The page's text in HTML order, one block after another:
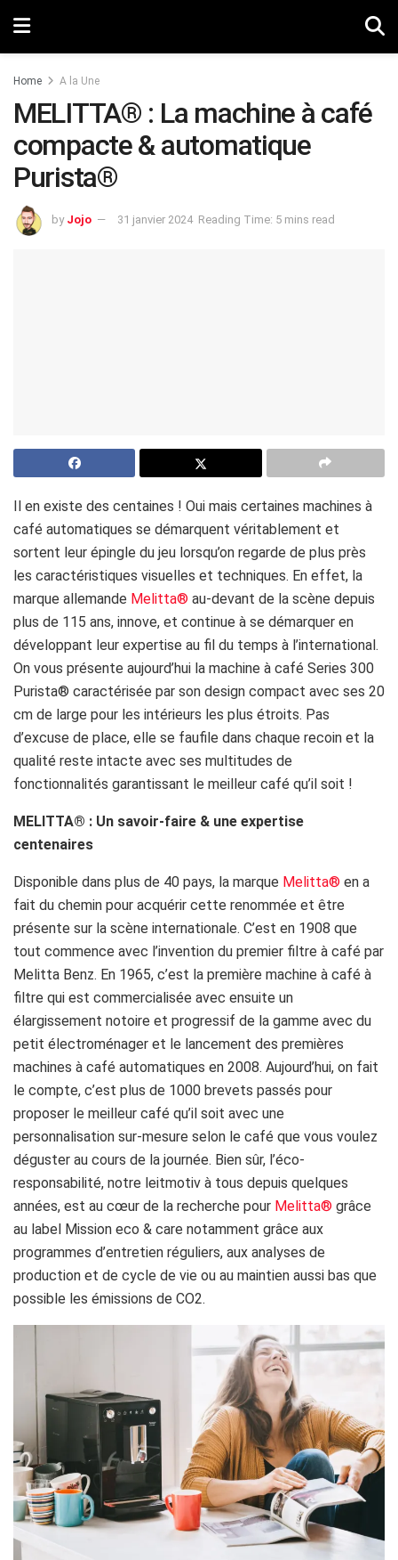
Home A la Une
MELITTA® : La machine à café
compacte & automatique
Purista®
by Jojo 31 janvier 2024 Reading Time: 5 mins read
Il en existe des centaines ! Oui mais certaines machines à
café automatiques se démarquent véritablement et
sortent leur épingle du jeu lorsqu’on regarde de plus près
les caractéristiques visuelles et techniques. En effet, la
marque allemande Melitta® au-devant de la scène depuis
plus de 115 ans, innove, et continue à se démarquer en
développant leur expertise au fil du temps à l’international.
On vous présente aujourd’hui la machine à café Series 300
Purista® caractérisée par son design compact avec ses 20
cm de large pour les intérieurs les plus étroits. Pas
d’excuse de place, elle se faufile dans chaque recoin et la
qualité reste intacte avec ses multitudes de
fonctionnalités garantissant le meilleur café qu’il soit !
MELITTA® : Un savoir-faire & une expertise
centenaires
Disponible dans plus de 40 pays, la marque Melitta® en a
fait du chemin pour acquérir cette renommée et être
présente sur la scène internationale. C’est en 1908 que
tout commence avec l’invention du premier filtre à café par
Melitta Benz. En 1965, c’est la première machine à café à
filtre qui est commercialisée avec ensuite un
élargissement notoire et progressif de la gamme avec du
petit électroménager et le lancement des premières
machines à café automatiques en 2008. Aujourd’hui, on fait
le compte, c’est plus de 1000 brevets passés pour
proposer le meilleur café qu’il soit avec une
personnalisation sur-mesure selon le café que vous voulez
déguster au cours de la journée. Bien sûr, l’éco-
responsabilité, notre leitmotiv à tous depuis quelques
années, est au cœur de la recherche pour Melitta® grâce
au label Mission eco & care notamment grâce aux
programmes d’entretien réguliers, aux analyses de
production et de cycle de vie ou au maintien aussi bas que
possible les émissions de CO2.